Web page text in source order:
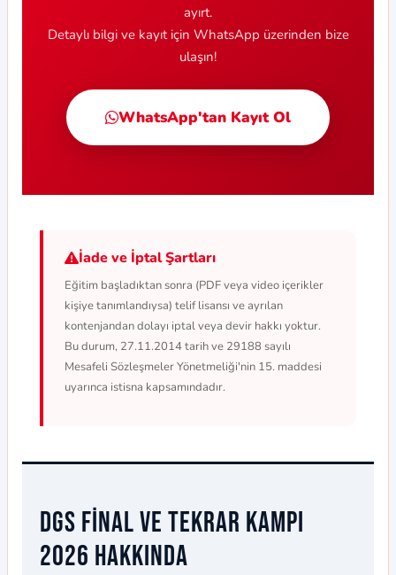
ayırt.
Detaylı bilgi ve kayıt için WhatsApp üzerinden bize
ulaşın!
WhatsApp'tan Kayıt Ol
İade ve İptal Şartları
Eğitim başladıktan sonra (PDF veya video içerikler
kişiye tanımlandıysa) telif lisansı ve ayrılan
kontenjandan dolayı iptal veya devir hakkı yoktur.
Bu durum, 27.11.2014 tarih ve 29188 sayılı
Mesafeli Sözleşmeler Yönetmeliği'nin 15. maddesi
uyarınca istisna kapsamındadır.
DGS Final ve Tekrar Kampı
2026 Hakkında